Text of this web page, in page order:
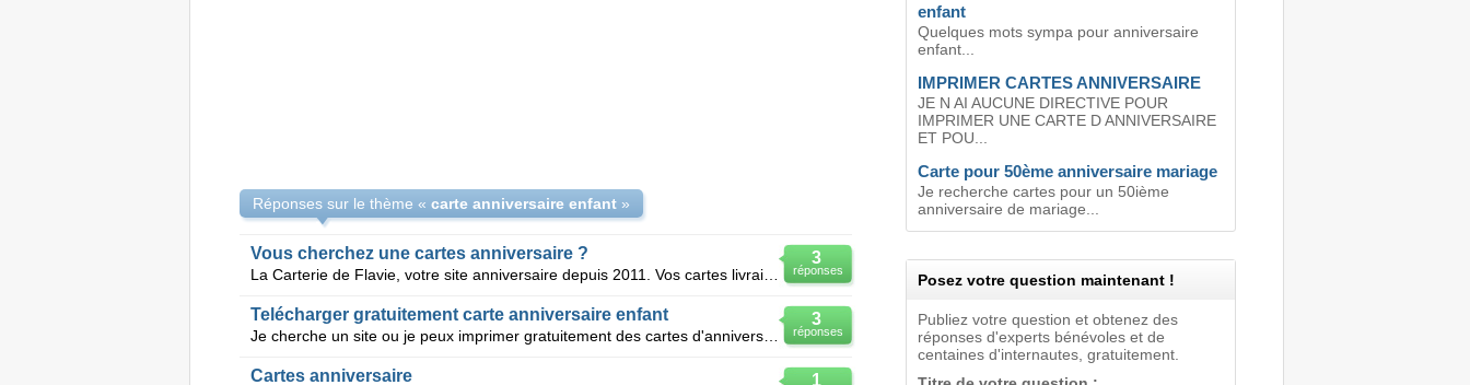
Réponses sur le thème « carte anniversaire enfant»
3
réponses
Vous cherchez une cartes anniversaire ?
La Carterie de Flavie, votre site anniversaire depuis 2011. Vos cartes livraison gratuite disney -
3
réponses
Telécharger gratuitement carte anniversaire enfant
Je cherche un site ou je peux imprimer gratuitement des cartes d'anniversaire pour mettre sur un cad
1
Cartes anniversaire
enfant
Quelques mots sympa pour anniversaire
enfant...
IMPRIMER CARTES ANNIVERSAIRE
JE N AI AUCUNE DIRECTIVE POUR
IMPRIMER UNE CARTE D ANNIVERSAIRE
ET POU...
Carte pour 50ème anniversaire mariage
Je recherche cartes pour un 50ième
anniversaire de mariage...
Posez votre question maintenant !
Publiez votre question et obtenez des
réponses d'experts bénévoles et de
centaines d'internautes, gratuitement.